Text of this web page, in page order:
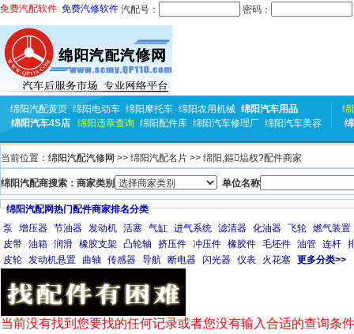
免费汽配软件 免费汽修软件 汽配号： 密码：
绵阳汽配黄页 绵阳电动车 绵阳摩托车 绵阳农用机械 绵阳汽车用品
绵阳汽车4S店
绵阳违章查询 绵阳配件库 绵阳汽车修理厂 绵阳汽车美容
绵
当前位置： 绵阳汽配汽修网 >> 绵阳汽配名片 >> 绵阳,鏂煰杈?配件商家
绵阳汽配商搜索：商家类别 单位名称
绵阳汽配网热门配件商家排名分类
泵
增压器 节油器 发动机 活塞 气缸 进气系统 滤清器 化油器 飞轮 燃气装置
皮带 油箱 润滑 橡胶支架 凸轮轴 挤压件 冲压件 橡胶件 毛坯件 油管 连杆
皮轮 发动机悬置 曲轴 传感器 导航 断电器 闪光器 仪表 火花塞 更多分类>>
当前没有找到您要找的任何记录或者您没有输入合适的查询条